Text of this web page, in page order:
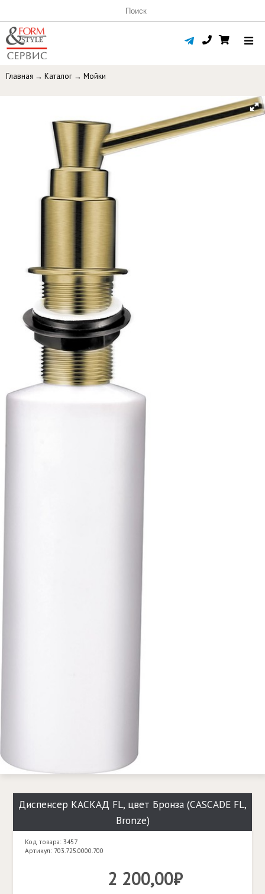
Главная → Каталог → Мойки
Диспенсер КАСКАД FL, цвет Бронза (CASCADE FL,
Bronze)
Код товара: 3457
Артикул: 703.725.0000.700
2 200,00₽